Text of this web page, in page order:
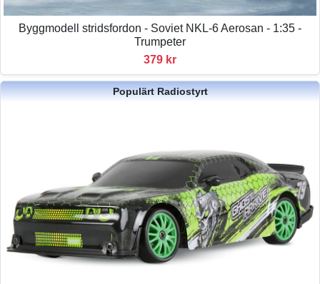
Byggmodell stridsfordon - Soviet NKL-6 Aerosan - 1:35 -
Trumpeter
379 kr
Populärt Radiostyrt